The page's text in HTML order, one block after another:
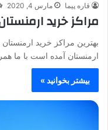
قاره پیما مارس 4, 2020
مراکز خرید
بهترین مراکز خرید
ارمنستان آمده است با ما
بیشتر بخوانید »